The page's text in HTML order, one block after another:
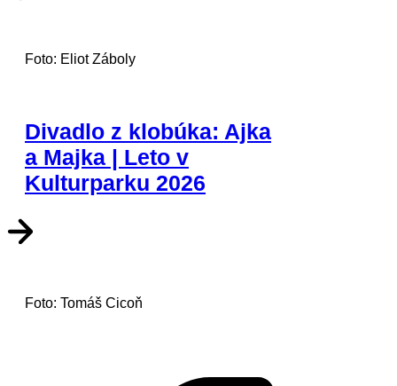
Foto: Eliot Záboly
Divadlo z klobúka: Ajka
a Majka | Leto v
Kulturparku 2026
Foto: Tomáš Cicoň